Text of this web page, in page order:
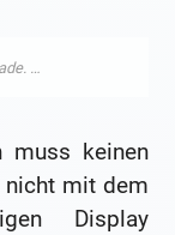
muss keinen
nicht mit dem
Display